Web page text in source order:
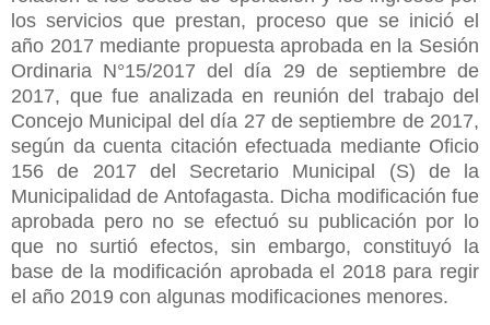
los servicios que prestan, proceso que se inició el
año 2017 mediante propuesta aprobada en la Sesión
Ordinaria N°15/2017 del día 29 de septiembre de
2017, que fue analizada en reunión del trabajo del
Concejo Municipal del día 27 de septiembre de 2017,
según da cuenta citación efectuada mediante Oficio
156 de 2017 del Secretario Municipal (S) de la
Municipalidad de Antofagasta. Dicha modificación fue
aprobada pero no se efectuó su publicación por lo
que no surtió efectos, sin embargo, constituyó la
base de la modificación aprobada el 2018 para regir
el año 2019 con algunas modificaciones menores.